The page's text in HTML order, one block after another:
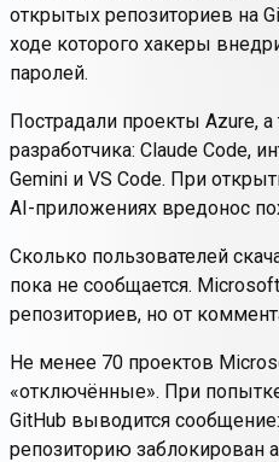
открытых репозиториев на
ходе которого хакеры
паролей.
Пострадали проекты Azure,
разработчика: Claude Code,
Gemini и VS Code. При
AI-приложениях вредонос
Сколько пользователей
пока не сообщается.
репозиториев, но от
Не менее 70 проектов
«отключённые». При
GitHub выводится сообщение:
репозиторию заблокирован